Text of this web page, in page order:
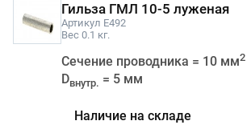
Гильза ГМЛ 10-5 луженая
Артикул E492
Вес 0.1 кг.
Сечение проводника = 10 мм2
Dвнутр. = 5 мм